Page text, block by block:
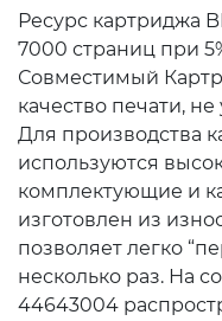
Ресурс картриджа
7000 страниц при
Совместимый
качество печати,
Для производства
используются
комплектующие и
изготовлен из
позволяет легко
несколько раз. На
44643004